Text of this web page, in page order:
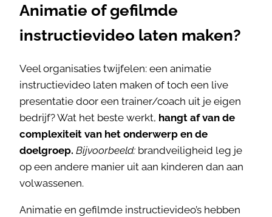
Animatie of gefilmde
instructievideo laten maken?
Veel organisaties twijfelen: een animatie
instructievideo laten maken of toch een live
presentatie door een trainer/coach uit je eigen
bedrijf? Wat het beste werkt, hangt af van de
complexiteit van het onderwerp en de
doelgroep. Bijvoorbeeld: brandveiligheid leg je
op een andere manier uit aan kinderen dan aan
volwassenen.
Animatie en gefilmde instructievideo’s hebben